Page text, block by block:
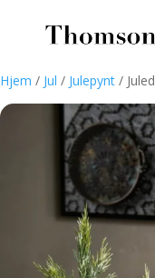
Hjem / Jul / Julepynt /